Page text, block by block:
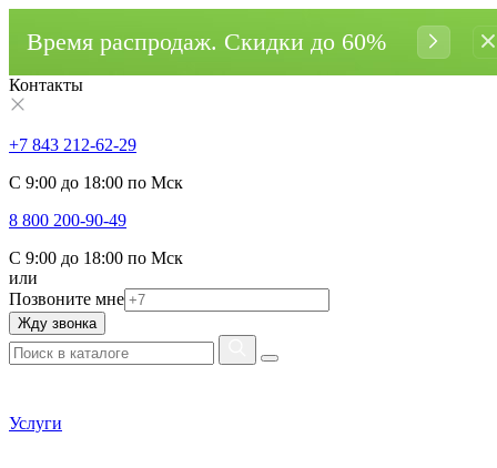
Время распродаж. Cкидки до 60%
Контакты
+7 843 212-62-29
С 9:00 до 18:00 по Мск
8 800 200-90-49
С 9:00 до 18:00 по Мск
или
Позвоните мне
Жду звонка
Услуги